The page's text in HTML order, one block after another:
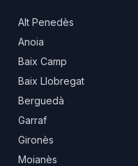
Alt Penedès
Anoia
Baix Camp
Baix Llobregat
Berguedà
Garraf
Gironès
Moianès